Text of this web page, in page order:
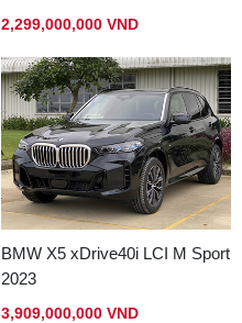
2,299,000,000 VND
BMW X5 xDrive40i LCI M Sport
2023
3,909,000,000 VND